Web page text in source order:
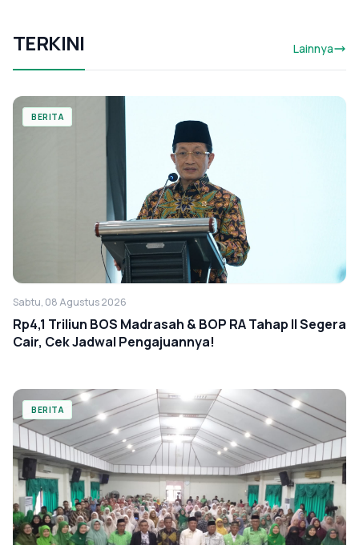
TERKINI Lainnya
BERITA
Sabtu, 08 Agustus 2026
Rp4,1 Triliun BOS Madrasah & BOP RA Tahap II Segera
Cair, Cek Jadwal Pengajuannya!
BERITA